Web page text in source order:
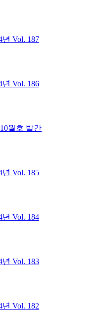
Vol. 187
Vol. 186
월호 발간
Vol. 185
Vol. 184
Vol. 183
Vol. 182